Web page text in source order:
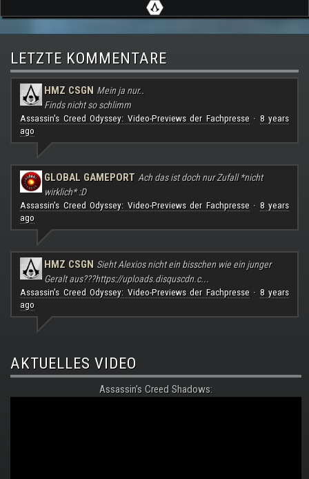
LETZTE KOMMENTARE
HMZ CSGN Mein ja nur..
Finds nicht so schlimm
Assassin's Creed Odyssey: Video-Previews der Fachpresse· 8 years
ago
GLOBAL GAMEPORT Ach das ist doch nur Zufall *nicht
wirklich* :D
Assassin's Creed Odyssey: Video-Previews der Fachpresse· 8 years
ago
HMZ CSGN Sieht Alexios nicht ein bisschen wie ein junger
Geralt aus???https://uploads.disquscdn.c...
Assassin's Creed Odyssey: Video-Previews der Fachpresse· 8 years
ago
AKTUELLES VIDEO
Assassin's Creed Shadows: